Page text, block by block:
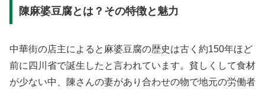
陳麻婆豆腐とは？その特徴と魅力
中華街の店主によると麻婆豆腐の歴史は古く約150年ほど
前に四川省で誕生したと言われています。貧しくして食材
が少ない中、陳さんの妻があり合わせの物で地元の労働者